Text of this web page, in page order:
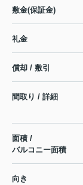
敷金(保証金)
礼金
償却 / 敷引
間取り / 詳細
面積 /
バルコニー面積
向き